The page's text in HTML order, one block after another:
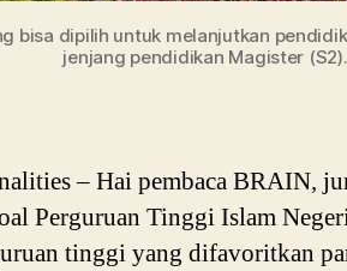
bisa dipilih untuk melanjutkan
jenjang pendidikan Magister (S2).
– Hai pembaca BRAIN,
Perguruan Tinggi Islam
tinggi yang difavoritkan